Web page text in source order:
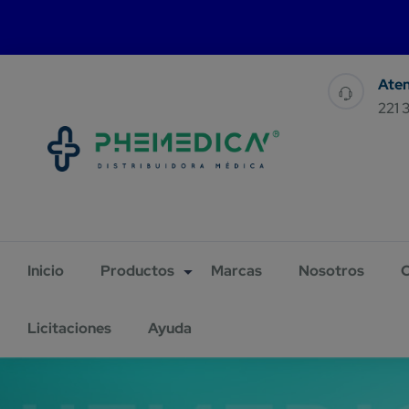
For
221
Inicio Productos Marcas Nosotros
Licitaciones Ayuda